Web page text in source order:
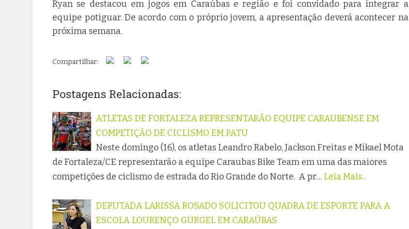
Ryan se destacou em jogos em Caraúbas e região e foi convidado para integrar a
equipe potiguar. De acordo com o próprio jovem, a apresentação deverá acontecer na
próxima semana.
Compartilhar:
Postagens Relacionadas:
ATLETAS DE FORTALEZA REPRESENTARÃO EQUIPE CARAUBENSE EM
COMPETIÇÃO DE CICLISMO EM PATU
Neste domingo (16), os atletas Leandro Rabelo, Jackson Freitas e Mikael Mota
de Fortaleza/CE representarão a equipe Caraubas Bike Team em uma das maiores
competições de ciclismo de estrada do Rio Grande do Norte. A pr… Leia Mais...
DEPUTADA LARISSA ROSADO SOLICITOU QUADRA DE ESPORTE PARA A
ESCOLA LOURENÇO GURGEL EM CARAÚBAS